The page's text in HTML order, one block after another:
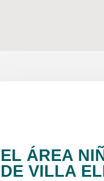
EL ÁREA
DE VILLA